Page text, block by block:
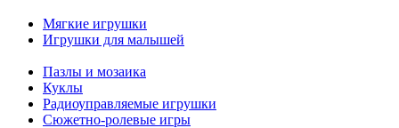
Мягкие игрушки
Игрушки для малышей
Пазлы и мозаика
Куклы
Радиоуправляемые игрушки
Сюжетно-ролевые игры